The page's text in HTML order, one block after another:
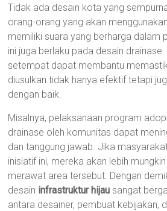
Tidak ada desain kota yang
orang-orang yang akan
memiliki suara yang berharga dalam
ini juga berlaku pada desain
setempat dapat membantu
diusulkan tidak hanya efektif tetapi
dengan baik.
Misalnya, pelaksanaan program
drainase oleh komunitas dapat
dan tanggung jawab. Jika
inisiatif ini, mereka akan lebih
merawat area tersebut. Dengan
desain infrastruktur hijau sangat
antara desainer, pembuat kebijakan,